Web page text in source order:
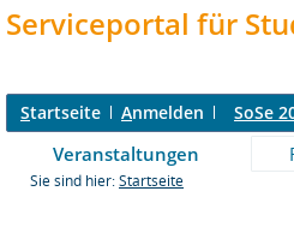
Serviceportal für
Startseite Anmelden SoSe
Veranstaltungen
Sie sind hier: Startseite